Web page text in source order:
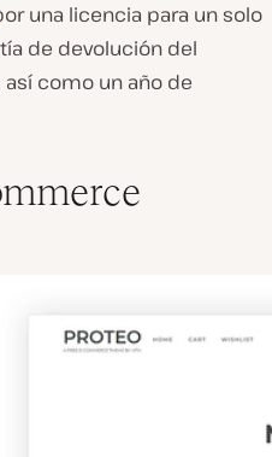
una licencia para un solo
de devolución del
así como un año de